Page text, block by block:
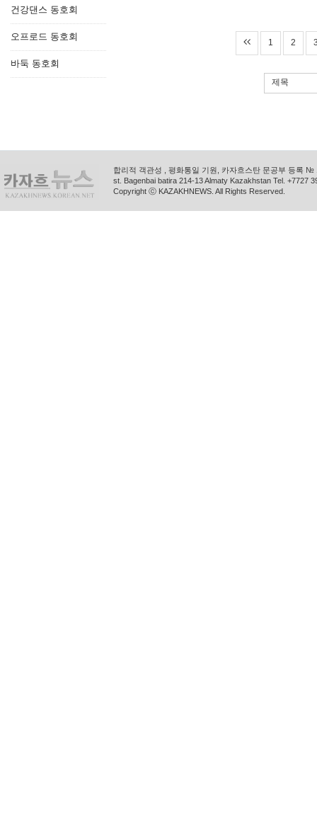
건강댄스 동호회
오프로드 동호회
바둑 동호회
1 2
제목
합리적 객관성 , 평화통일 기원, 카자흐스탄 문공부 등록
st. Bagenbai batira 214-13 Almaty Kazakhstan Tel. +7727
Copyright ⓒ KAZAKHNEWS. All Rights Reserved.